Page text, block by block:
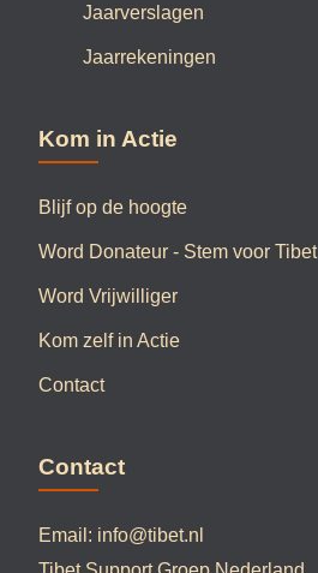
Jaarverslagen
Jaarrekeningen
Kom in Actie
Blijf op de hoogte
Word Donateur - Stem voor Tibet
Word Vrijwilliger
Kom zelf in Actie
Contact
Contact
Email: info@tibet.nl